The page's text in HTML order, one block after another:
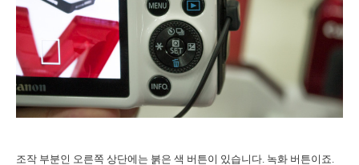
조작 부분인 오른쪽 상단에는 붉은 색 버튼이 있습니다. 녹화 버튼이죠.